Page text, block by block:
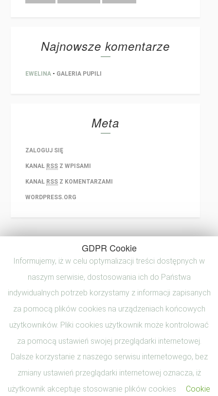
Najnowsze komentarze
EWELINA - GALERIA PUPILI
Meta
ZALOGUJ SIĘ
KANAŁ RSS Z WPISAMI
KANAŁ RSS Z KOMENTARZAMI
WORDPRESS.ORG
© 2017 Beata Zalewska Wszystkie prawa zastrzeżone. Made with
GDPR Cookie
Informujemy, iż w celu optymalizacji treści dostępnych w
naszym serwisie, dostosowania ich do Państwa
indywidualnych potrzeb korzystamy z informacji zapisanych
za pomocą plików cookies na urządzeniach końcowych
użytkowników. Pliki cookies użytkownik może kontrolować
za pomocą ustawień swojej przeglądarki internetowej.
Dalsze korzystanie z naszego serwisu internetowego, bez
zmiany ustawień przeglądarki internetowej oznacza, iż
użytkownik akceptuje stosowanie plików cookies
Cookie